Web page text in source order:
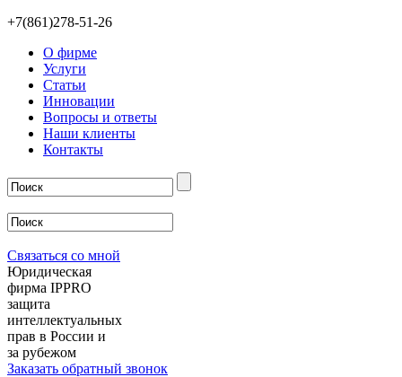
+7(861)278-51-26
О фирме
Услуги
Статьи
Инновации
Вопросы и ответы
Наши клиенты
Контакты
Связаться со мной
Юридическая
фирма IPPRO
защита
интеллектуальных
прав в России и
за рубежом
Заказать обратный звонок